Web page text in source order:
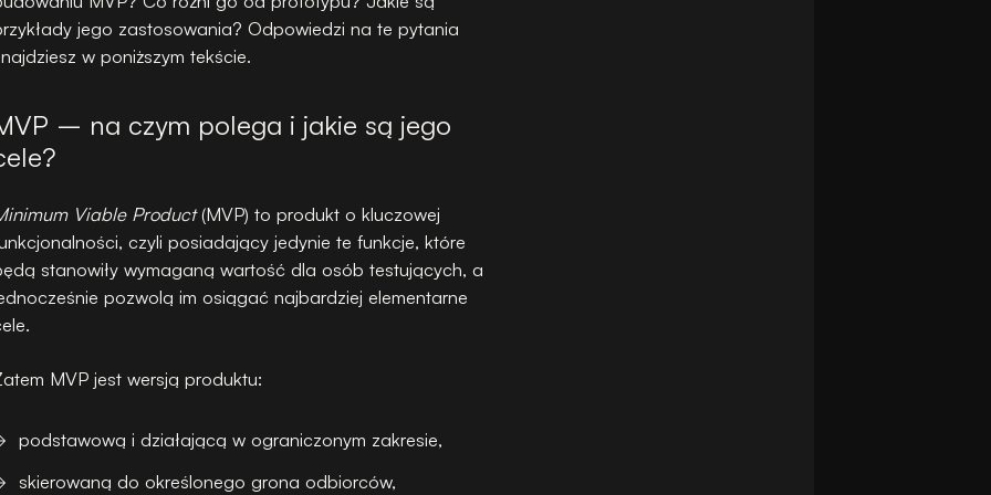
jego zastosowania? Odpowiedzi na te pytania
w poniższym tekście.
– na czym polega i jakie są jego
Viable Product(MVP) to produkt o kluczowej
czyli posiadający jedynie te funkcje, które
stanowiły wymaganą wartość dla osób testujących, a
pozwolą im osiągać najbardziej elementarne
MVP jest wersją produktu:
podstawową i działającą w ograniczonym zakresie,
skierowaną do określonego grona odbiorców,